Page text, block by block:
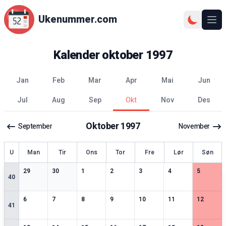
Ukenummer.com
Kalenderoktober 1997
jan feb mar apr mai
jun
jul
aug sep okt nov des
September Oktober1997 November
Uke Man Tir Ons Tor Fre Lør Søn
40
29
3spesielle datoer
30
2spesielle datoer
12 spesielle datoer
2
2spesielle datoer
3
2spesielle datoer
4
3spesielle datoer
5
2
41
6
3spesielle datoer
7
2spesielle datoer
8
2spesielle datoer
9
3spesielle datoer
10
3spesielle datoer
11
2spesielle datoer
12
3